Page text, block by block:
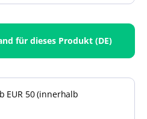
für dieses Produkt (DE)
EUR 50 (innerhalb